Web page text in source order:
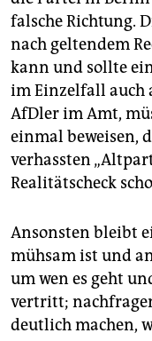
falsche Richtung.
nach geltendem
kann und sollte
im Einzelfall auch
AfDler im Amt,
einmal beweisen,
verhassten
Realitätscheck
Ansonsten bleibt
mühsam ist und
um wen es geht
vertritt;
deutlich machen,